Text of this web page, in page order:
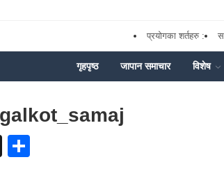
प्रयोगका शर्तहरु :
गृहपृष्ठ जापान समाचार विशेष
X